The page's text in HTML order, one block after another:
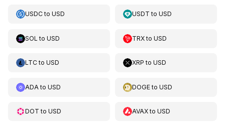
USDCto USD USDT toUSD
SOL to USD TRXtoUSD
LTCto USD XRP toUSD
ADA to USD DOGEtoUSD
DOT to USD AVAXtoUSD